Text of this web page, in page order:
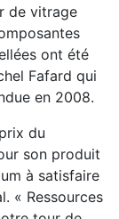
de vitrage
ont été
Fafard qui
en 2008.
du
son produit
à satisfaire
« Ressources